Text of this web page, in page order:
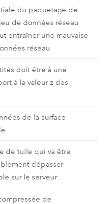
du paquetage de
de données réseau
entraîner une mauvaise
réseau
doit être à une
à la valeur z des
de la surface
de tuile qui va être
dépasser
sur le serveur
de